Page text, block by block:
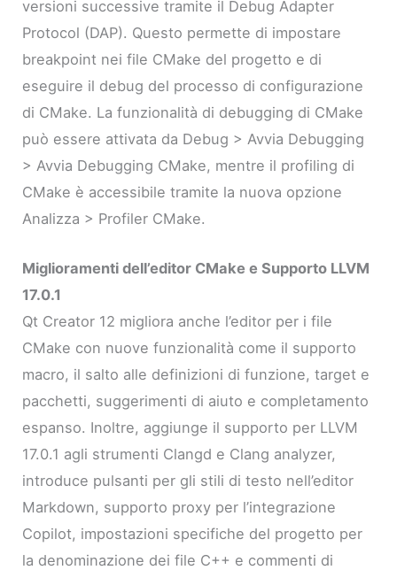
versioni successive tramite il Debug Adapter
Protocol (DAP). Questo permette di impostare
breakpoint nei file CMake del progetto e di
eseguire il debug del processo di configurazione
di CMake. La funzionalità di debugging di CMake
può essere attivata da Debug > Avvia Debugging
> Avvia Debugging CMake, mentre il profiling di
CMake è accessibile tramite la nuova opzione
Analizza > Profiler CMake.
Miglioramenti dell’editor CMake e Supporto LLVM
17.0.1
Qt Creator 12 migliora anche l’editor per i file
CMake con nuove funzionalità come il supporto
macro, il salto alle definizioni di funzione, target e
pacchetti, suggerimenti di aiuto e completamento
espanso. Inoltre, aggiunge il supporto per LLVM
17.0.1 agli strumenti Clangd e Clang analyzer,
introduce pulsanti per gli stili di testo nell’editor
Markdown, supporto proxy per l’integrazione
Copilot, impostazioni specifiche del progetto per
la denominazione dei file C++ e commenti di